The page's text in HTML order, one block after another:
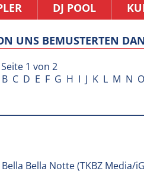
DJ POOL
UNS BEMUSTERTEN
1 von 2
B C D E F G H I J K L M N O